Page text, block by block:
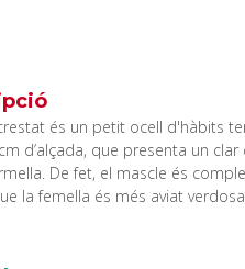
és un petit ocell d'hàbits
d’alçada, que presenta un
De fet, el mascle és
la femella és més aviat